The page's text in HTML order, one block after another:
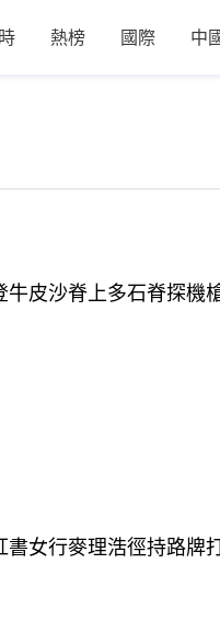
熱榜 國際 中
牛皮沙脊上多石脊探
書女行麥理浩徑持路